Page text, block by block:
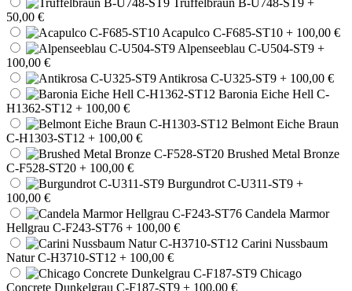
Trüffelbraun B-U748-ST9 +
50,00 €
Acapulco C-F685-ST10 + 100,00 €
Alpenseeblau C-U504-ST9 +
100,00 €
Antikrosa C-U325-ST9 + 100,00 €
Baronia Eiche Hell C-
H1362-ST12 + 100,00 €
Belmont Eiche Braun
C-H1303-ST12 + 100,00 €
Brushed Metal Bronze
C-F528-ST20 + 100,00 €
Burgundrot C-U311-ST9 +
100,00 €
Candela Marmor
Hellgrau C-F243-ST76 + 100,00 €
Carini Nussbaum
Natur C-H3710-ST12 + 100,00 €
Chicago
Concrete Dunkelgrau C-F187-ST9 + 100,00 €